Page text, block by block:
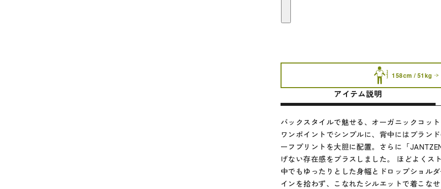
158cm / 51kg
アイテム説明
バックスタイルで魅せる、オーガニックコッ
ワンポイントでシンプルに、背中にはブラン
ーフプリントを大胆に配置。さらに「
げない存在感をプラスしました。 ほどよくス
中でもゆったりとした身幅とドロップショル
インを拾わず、こなれたシルエットで着こな